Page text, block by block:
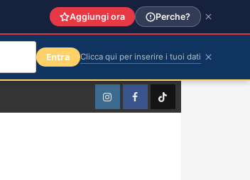
InstagramFacebookTikTok
Aggiungi ora Perche?
Entra Clicca qui per inserire i tuoi dati